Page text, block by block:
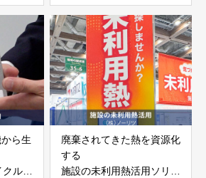
ダイナガ株式会社
ら生
ルタ
廃棄されてきた熱を資源化
する
施設の未利用熱活用ソリュ